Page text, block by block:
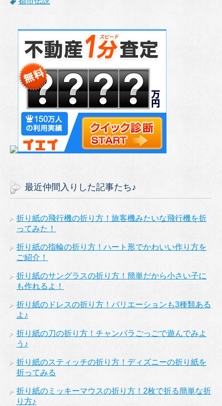
最近仲間入りした記事たち♪
折り紙の飛行機の折り方！旅客機みたいな飛行機を折
ってみた！
折り紙の指輪の折り方！ハート形でかわいい作り方を
ご紹介！
折り紙のサングラスの折り方！簡単だから小さい子に
も作れるよ！
折り紙のドレスの折り方！バリエーションも3種類ある
よ♪
折り紙の刀の折り方！チャンバラごっごで遊んでみよ
う♪
折り紙のスティッチの折り方！ディズニーの折り紙を
折ってみる
折り紙のミッキーマウスの折り方！2枚で折る簡単な折
り方♪